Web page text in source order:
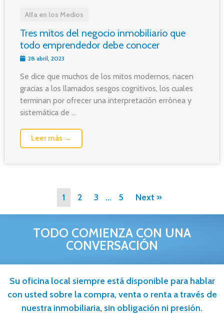
Alfa en los Medios
Tres mitos del negocio inmobiliario que
todo emprendedor debe conocer
28 abril, 2023
Se dice que muchos de los mitos modernos, nacen
gracias a los llamados sesgos cognitivos, los cuales
terminan por ofrecer una interpretación errónea y
sistemática de ...
Leer más →
1 2 3 … 5 Next »
TODO COMIENZA CON UNA
CONVERSACIÓN
Su oficina local siempre está disponible para hablar
con usted sobre la compra, venta o renta a través de
nuestra inmobiliaria, sin obligación ni presión.